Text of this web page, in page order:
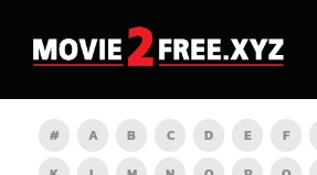
# A B C D E F